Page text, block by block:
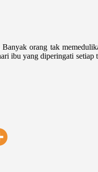
orang tak
ibu yang diperingati